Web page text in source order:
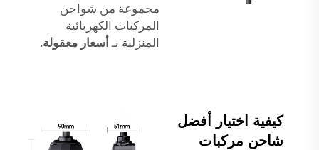
مجموعة من شواحن
المركبات الكهربائية
المنزلية بـ أسعار معقولة.
كيفية اختيار أفضل
شاحن مركبات